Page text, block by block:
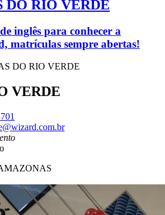
DO RIO VERDE
inglês para conhecer a
matrículas sempre abertas!
DO RIO VERDE
VERDE